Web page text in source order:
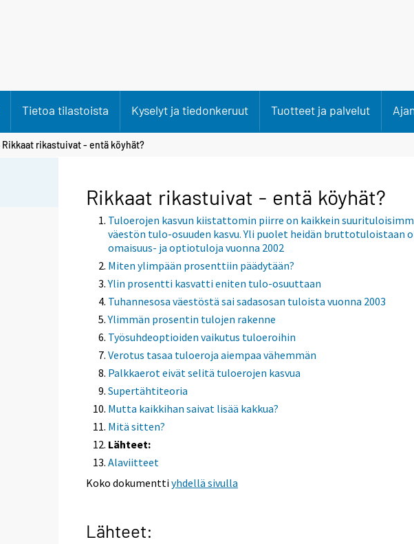
Tietoa tilastoista Kyselyt ja tiedonkeruut Tuotteet ja palvelut
Rikkaat rikastuivat - entä köyhät?
Rikkaat rikastuivat - entä köyhät?
Tuloerojen kasvun kiistattomin piirre on kaikkein
väestön tulo-osuuden kasvu. Yli puolet heidän bruttotuloistaan
omaisuus- ja optiotuloja vuonna 2002
Miten ylimpään prosenttiin päädytään?
Ylin prosentti kasvatti eniten tulo-osuuttaan
Tuhannesosa väestöstä sai sadasosan tuloista vuonna 2003
Ylimmän prosentin tulojen rakenne
Työsuhdeoptioiden vaikutus tuloeroihin
Verotus tasaa tuloeroja aiempaa vähemmän
Palkkaerot eivät selitä tuloerojen kasvua
Supertähtiteoria
Mutta kaikkihan saivat lisää kakkua?
Mitä sitten?
Lähteet:
Alaviitteet
Koko dokumenttiyhdellä sivulla
Lähteet: